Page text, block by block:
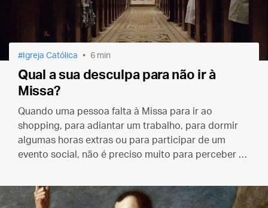
Igreja Católica 6 min
Qual a sua desculpa para não ir à
Missa?
Quando uma pessoa falta à Missa para ir ao
shopping, para adiantar um trabalho, para dormir
algumas horas extras ou para participar de um
evento social, não é preciso muito para perceber o